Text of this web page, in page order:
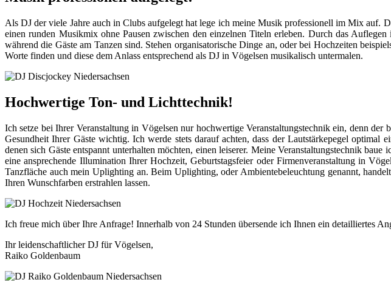
Als DJ der viele Jahre auch in Clubs aufgelegt hat lege ich meine Musik professionell im Mix auf.
einen runden Musikmix ohne Pausen zwischen den einzelnen Titeln erleben. Durch das
während die Gäste am Tanzen sind. Stehen organisatorische Dinge an, oder bei Hochzeiten
Worte finden und diese dem Anlass entsprechend als DJ in Vögelsen musikalisch untermalen.
Hochwertige Ton- und Lichttechnik!
Ich setze bei Ihrer Veranstaltung in Vögelsen nur hochwertige Veranstaltungstechnik ein, denn
Gesundheit Ihrer Gäste wichtig. Ich werde stets darauf achten, dass der Lautstärkepegel
denen sich Gäste entspannt unterhalten möchten, einen leiserer. Meine Veranstaltungstechnik
eine ansprechende Illumination Ihrer Hochzeit, Geburtstagsfeier oder Firmenveranstaltung in
Tanzfläche auch mein Uplighting an. Beim Uplighting, oder Ambientebeleuchtung genannt,
Ihren Wunschfarben erstrahlen lassen.
Ich freue mich über Ihre Anfrage! Innerhalb von 24 Stunden übersende ich Ihnen ein detailliertes
Ihr leidenschaftlicher DJ für Vögelsen,
Raiko Goldenbaum